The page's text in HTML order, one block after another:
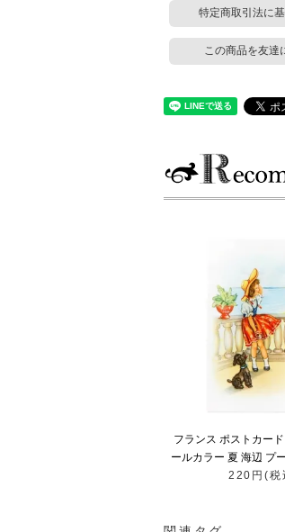
特定商取引法に
この商品を友達
フランス ポストカー
ールカラー 夏 海辺 プ
de mer
220円(税